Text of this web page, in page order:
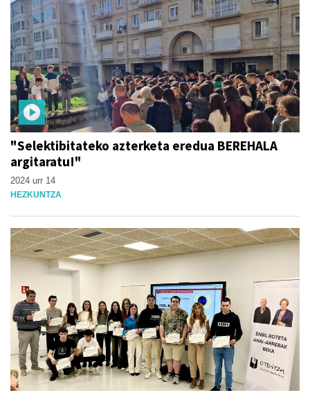
"Selektibitateko azterketa eredua BEREHALA
argitaratu!"
2024 urr 14
HEZKUNTZA